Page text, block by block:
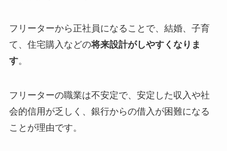
フリーターから正社員になることで、結婚、子育
て、住宅購入などの将来設計がしやすくなりま
す。
フリーターの職業は不安定で、安定した収入や社
会的信用が乏しく、銀行からの借入が困難になる
ことが理由です。